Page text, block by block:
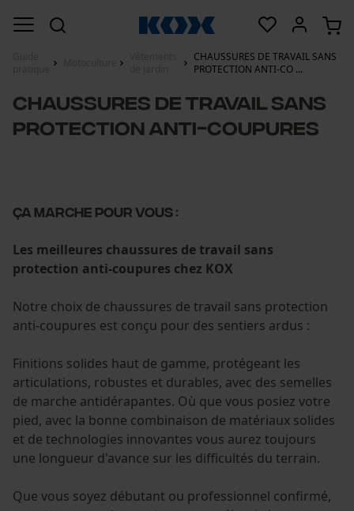
CHAUSSURES DE TRAVAIL SANS
PROTECTION ANTI-CO ...
CHAUSSURES DE TRAVAIL SANS
PROTECTION ANTI-COUPURES
ÇA MARCHE POUR VOUS :
Les meilleures chaussures de travail sans
protection anti-coupures chez KOX
Notre choix de chaussures de travail sans protection
anti-coupures est conçu pour des sentiers ardus :
Finitions solides haut de gamme, protégeant les
articulations, robustes et durables, avec des semelles
de marche antidérapantes. Où que vous posiez votre
pied, avec la bonne combinaison de matériaux solides
et de technologies innovantes vous aurez toujours
une longueur d'avance sur les difficultés du terrain.
Que vous soyez débutant ou professionnel confirmé,